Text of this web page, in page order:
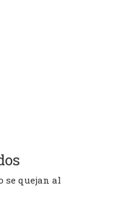
se quejan al